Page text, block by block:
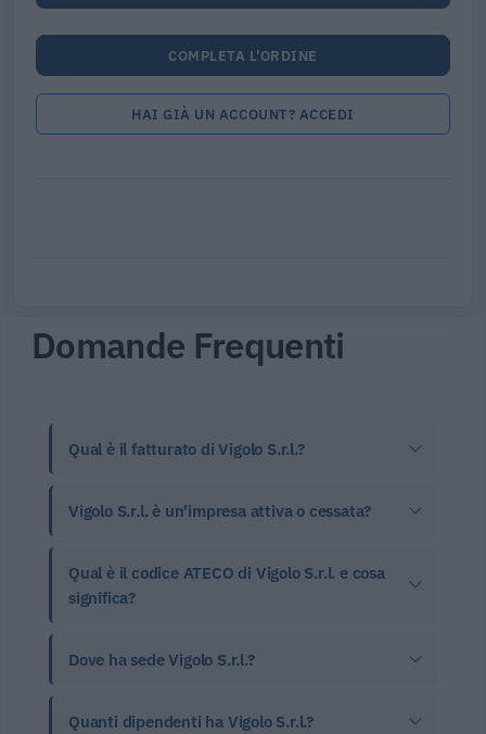
COMPLETA L'ORDINE
HAI GIÀ UN ACCOUNT? ACCEDI
Domande Frequenti
Qual è il fatturato di Vigolo S.r.l.?
Vigolo S.r.l. è un'impresa attiva o cessata?
Qual è il codice ATECO di Vigolo S.r.l. e cosa
significa?
Dove ha sede Vigolo S.r.l.?
Quanti dipendenti ha Vigolo S.r.l.?